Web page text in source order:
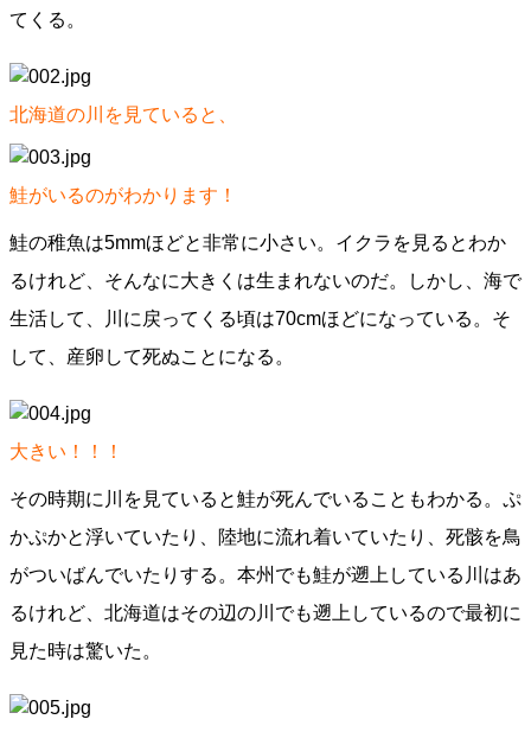
てくる。
北海道の川を見ていると、
鮭がいるのがわかります！
鮭の稚魚は5mmほどと非常に小さい。イクラを見るとわか
るけれど、そんなに大きくは生まれないのだ。しかし、海で
生活して、川に戻ってくる頃は70cmほどになっている。そ
して、産卵して死ぬことになる。
大きい！！！
その時期に川を見ていると鮭が死んでいることもわかる。ぷ
かぷかと浮いていたり、陸地に流れ着いていたり、死骸を鳥
がついばんでいたりする。本州でも鮭が遡上している川はあ
るけれど、北海道はその辺の川でも遡上しているので最初に
見た時は驚いた。